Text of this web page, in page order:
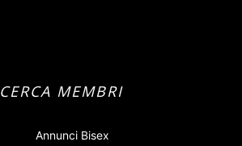
CERCA MEMBRI
Annunci Bisex